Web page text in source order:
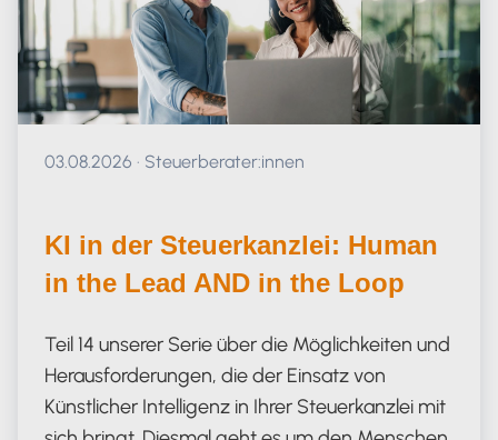
Veröffentlicht am 03.08.2026
03.08.2026 · Steuerberater:innen
KI in der Steuerkanzlei: Human
in the Lead AND in the Loop
Teil 14 unserer Serie über die Möglichkeiten und
Herausforderungen, die der Einsatz von
Künstlicher Intelligenz in Ihrer Steuerkanzlei mit